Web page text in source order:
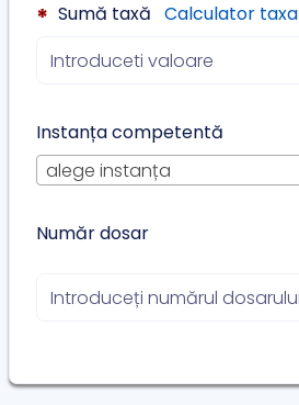
* Sumă taxă Calculator taxa
Instanța competentă
alege instanța
Număr dosar